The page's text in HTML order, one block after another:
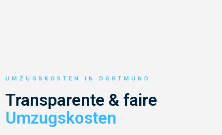
UMZUGSKOSTEN IN DORTMUND
Transparente & faire
Umzugskosten